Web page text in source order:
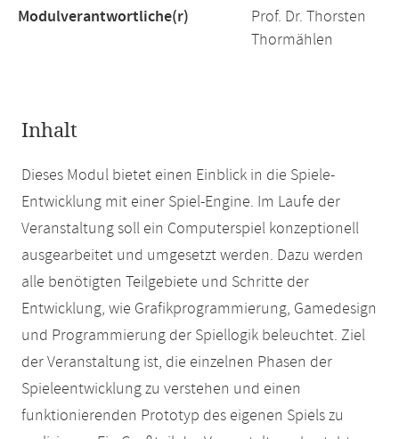
Modulverantwortliche(r)
Prof. Dr. Thorsten
Thormählen
Inhalt
Dieses Modul bietet einen Einblick in die Spiele-
Entwicklung mit einer Spiel-Engine. Im Laufe der
Veranstaltung soll ein Computerspiel konzeptionell
ausgearbeitet und umgesetzt werden. Dazu werden
alle benötigten Teilgebiete und Schritte der
Entwicklung, wie Grafikprogrammierung, Gamedesign
und Programmierung der Spiellogik beleuchtet. Ziel
der Veranstaltung ist, die einzelnen Phasen der
Spieleentwicklung zu verstehen und einen
funktionierenden Prototyp des eigenen Spiels zu